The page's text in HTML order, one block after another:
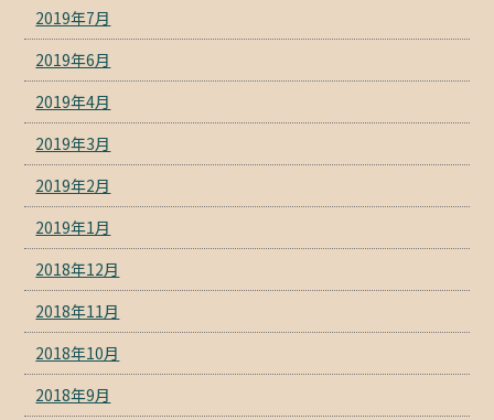
2019年7月
2019年6月
2019年4月
2019年3月
2019年2月
2019年1月
2018年12月
2018年11月
2018年10月
2018年9月